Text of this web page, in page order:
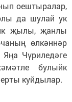
оештыралар,
да шулай ук
җылы, җанлы
өлкәннәр
Чүриледәге
булыйк
куйдылар.